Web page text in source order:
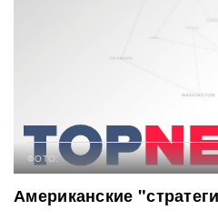
ФОТО:
Американские